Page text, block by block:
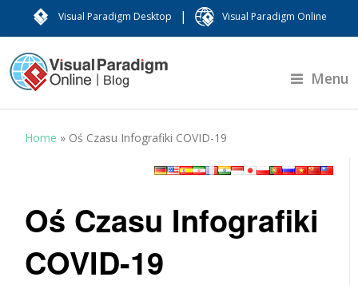
Visual Paradigm Desktop | Visual Paradigm Online
Menu
Home » Oś Czasu Infografiki COVID-19
Oś Czasu Infografiki
COVID-19